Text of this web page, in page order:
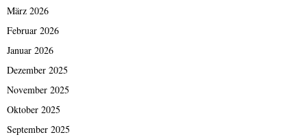
März 2026
Februar 2026
Januar 2026
Dezember 2025
November 2025
Oktober 2025
September 2025